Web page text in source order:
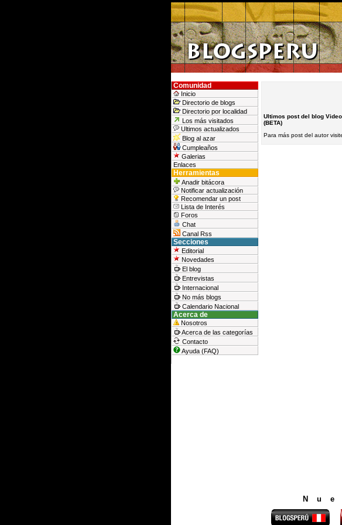
Comunidad
Inicio
Directorio de blogs
Directorio por localidad
Los más visitados
Ultimos actualizados
Blog al azar
Cumpleaños
Galerias
Enlaces
Herramientas
Anadir bitácora
Notificar actualización
Recomendar un post
Lista de Interés
Foros
Chat
Canal Rss
Secciones
Editorial
Novedades
El blog
Entrevistas
Internacional
No más blogs
Calendario Nacional
Acerca de
Nosotros
Acerca de las categorías
Contacto
Ayuda (FAQ)
Ultimos post del blog
(BETA)
Para más post del autor